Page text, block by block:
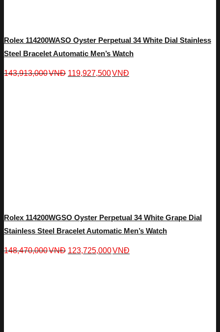
Rolex 114200WASO Oyster Perpetual 34 White Dial Stainless
Steel Bracelet Automatic Men’s Watch
143,913,000VNĐ 119,927,500VNĐ
Rolex 114200WGSO Oyster Perpetual 34 White Grape Dial
Stainless Steel Bracelet Automatic Men’s Watch
148,470,000VNĐ 123,725,000VNĐ